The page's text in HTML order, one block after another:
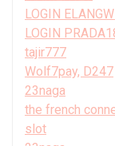
LOGIN
LOGIN
tajir777
Wolf7pay, D247
23naga
the french
slot